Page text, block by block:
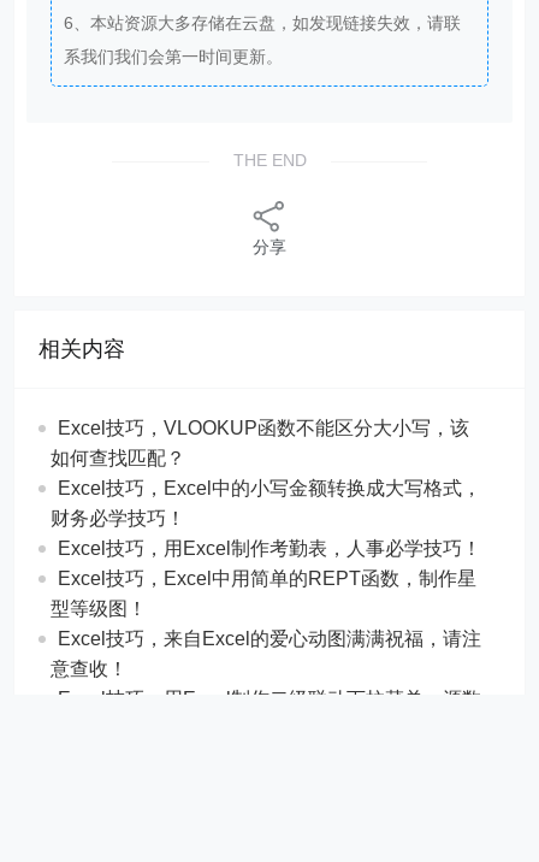
6、本站资源大多存储在云盘，如发现链接失效，请联
系我们我们会第一时间更新。
THE END
分享
相关内容
Excel技巧，​​VLOOKUP函数不能区分大小写，该
如何查找匹配？
​​Excel技巧，Excel中的小写金额转换成大写格式，
财务必学技巧！
​​Excel技巧，用Excel制作考勤表，人事必学技巧！
Excel技巧，​​Excel中用简单的REPT函数，制作星
型等级图！
Excel技巧，来自Excel的爱心动图满满祝福，请注
意查收！
Excel技巧，用Excel制作二级联动下拉菜单，源数